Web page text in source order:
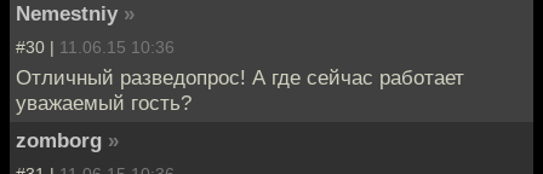
Nemestniy »
#30 | 11.06.15 10:36
Отличный разведопрос! А где сейчас работает
уважаемый гость?
zomborg »